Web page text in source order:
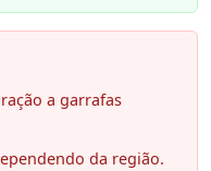
a garrafas
da região.